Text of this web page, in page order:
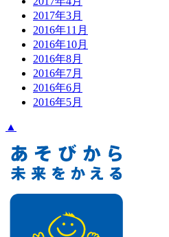
2017年3月
2016年11月
2016年10月
2016年8月
2016年7月
2016年6月
2016年5月
▲